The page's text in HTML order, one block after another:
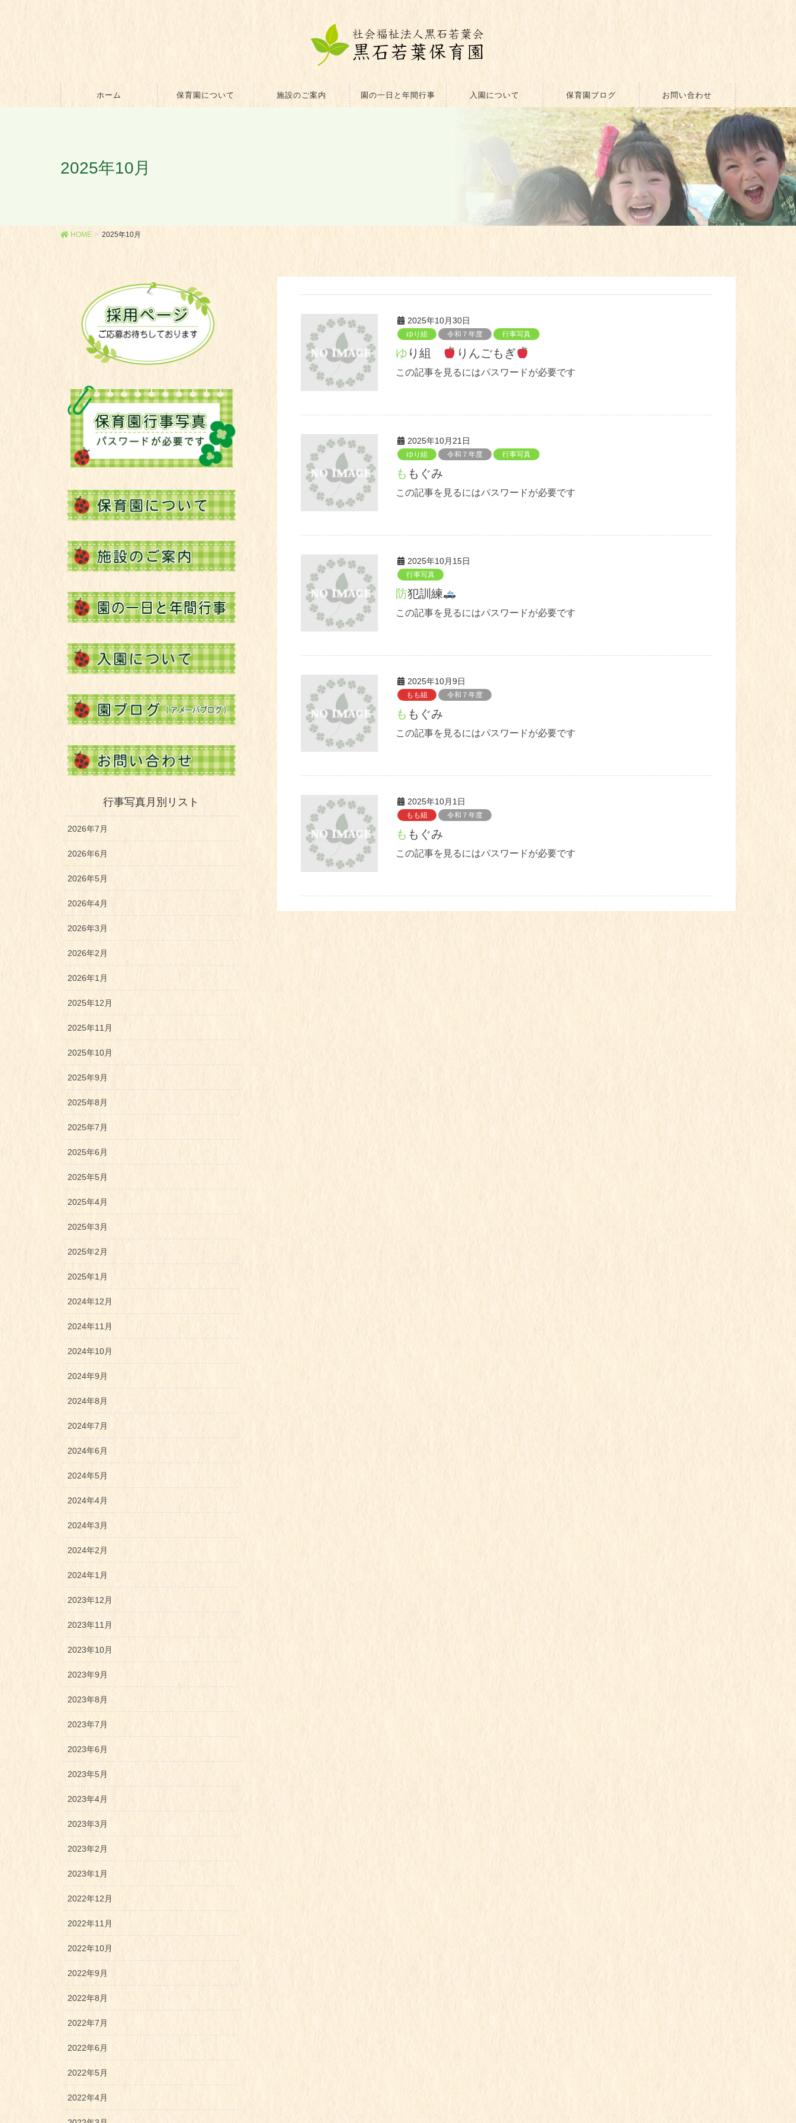
ホーム 保育園について 施設のご案内 園の一日と年間行事 入園について 保育園ブログ お問い合わせ
2025年10月
HOME 2025年10月
2025年10月30日
ゆり組 令和７年度 行事写真
ゆり組 りんごもぎ
この記事を見るにはパスワードが必要です
2025年10月21日
ゆり組 令和７年度 行事写真
ももぐみ
この記事を見るにはパスワードが必要です
2025年10月15日
行事写真
防犯訓練
この記事を見るにはパスワードが必要です
2025年10月9日
もも組 令和７年度
ももぐみ
この記事を見るにはパスワードが必要です
2025年10月1日
もも組 令和７年度
ももぐみ
この記事を見るにはパスワードが必要です
行事写真月別リスト
2026年7月
2026年6月
2026年5月
2026年4月
2026年3月
2026年2月
2026年1月
2025年12月
2025年11月
2025年10月
2025年9月
2025年8月
2025年7月
2025年6月
2025年5月
2025年4月
2025年3月
2025年2月
2025年1月
2024年12月
2024年11月
2024年10月
2024年9月
2024年8月
2024年7月
2024年6月
2024年5月
2024年4月
2024年3月
2024年2月
2024年1月
2023年12月
2023年11月
2023年10月
2023年9月
2023年8月
2023年7月
2023年6月
2023年5月
2023年4月
2023年3月
2023年2月
2023年1月
2022年12月
2022年11月
2022年10月
2022年9月
2022年8月
2022年7月
2022年6月
2022年5月
2022年4月